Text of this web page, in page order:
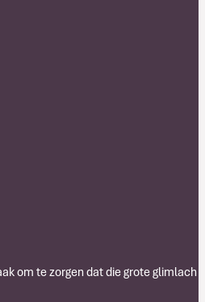
om te zorgen dat die grote glimlach